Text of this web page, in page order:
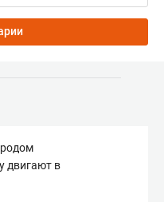
двигают в